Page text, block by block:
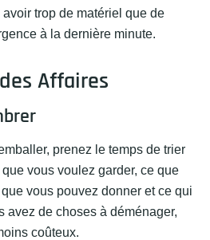
trop de matériel que de
à la dernière minute.
Affaires
prenez le temps de trier
vous voulez garder, ce que
vous pouvez donner et ce qui
avez de choses à déménager,
coûteux.